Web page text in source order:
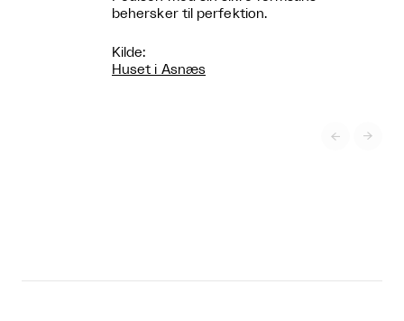
behersker til perfektion.
Kilde:
Huset i Asnæs
 